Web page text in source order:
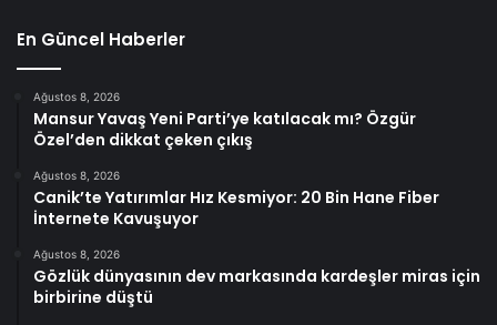
En Güncel Haberler
Ağustos 8, 2026
Mansur Yavaş Yeni Parti’ye katılacak mı? Özgür
Özel’den dikkat çeken çıkış
Ağustos 8, 2026
Canik’te Yatırımlar Hız Kesmiyor: 20 Bin Hane Fiber
İnternete Kavuşuyor
Ağustos 8, 2026
Gözlük dünyasının dev markasında kardeşler miras için
birbirine düştü